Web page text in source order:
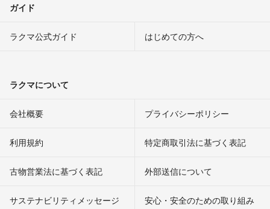
ガイド
ラクマ公式ガイド はじめての方へ
ラクマについて
会社概要 プライバシーポリシー
利用規約 特定商取引法に基づく表記
古物営業法に基づく表記 外部送信について
サステナビリティメッセージ 安心・安全のための取り組み